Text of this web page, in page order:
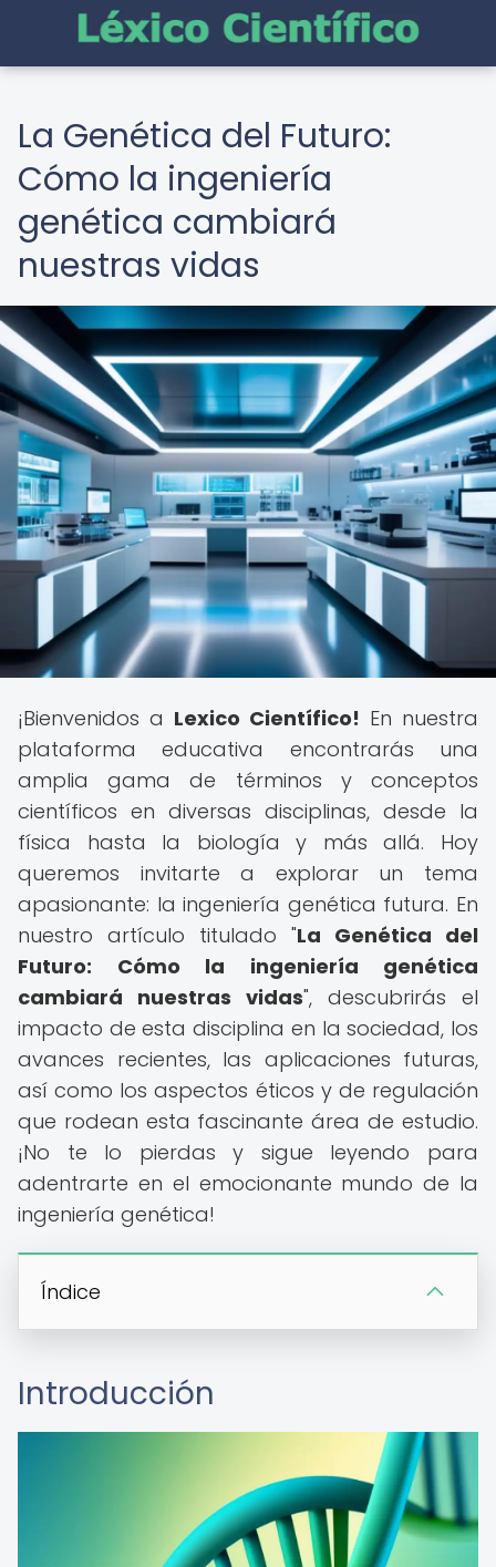
La Genética del Futuro:
Cómo la ingeniería
genética cambiará
nuestras vidas
¡Bienvenidos a Lexico Científico! En nuestra
plataforma educativa encontrarás una
amplia gama de términos y conceptos
científicos en diversas disciplinas, desde la
física hasta la biología y más allá. Hoy
queremos invitarte a explorar un tema
apasionante: la ingeniería genética futura. En
nuestro artículo titulado "La Genética del
Futuro: Cómo la ingeniería genética
cambiará nuestras vidas", descubrirás el
impacto de esta disciplina en la sociedad, los
avances recientes, las aplicaciones futuras,
así como los aspectos éticos y de regulación
que rodean esta fascinante área de estudio.
¡No te lo pierdas y sigue leyendo para
adentrarte en el emocionante mundo de la
ingeniería genética!
Índice
Introducción